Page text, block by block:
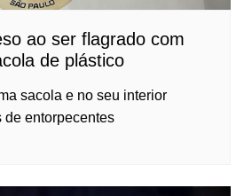
ao ser flagrado com
de plástico
sacola e no seu interior
de entorpecentes